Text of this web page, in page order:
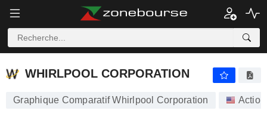
WHIRLPOOL CORPORATION
WHIRLPOOL CORPORATION
Graphique Comparatif Whirlpool Corporation